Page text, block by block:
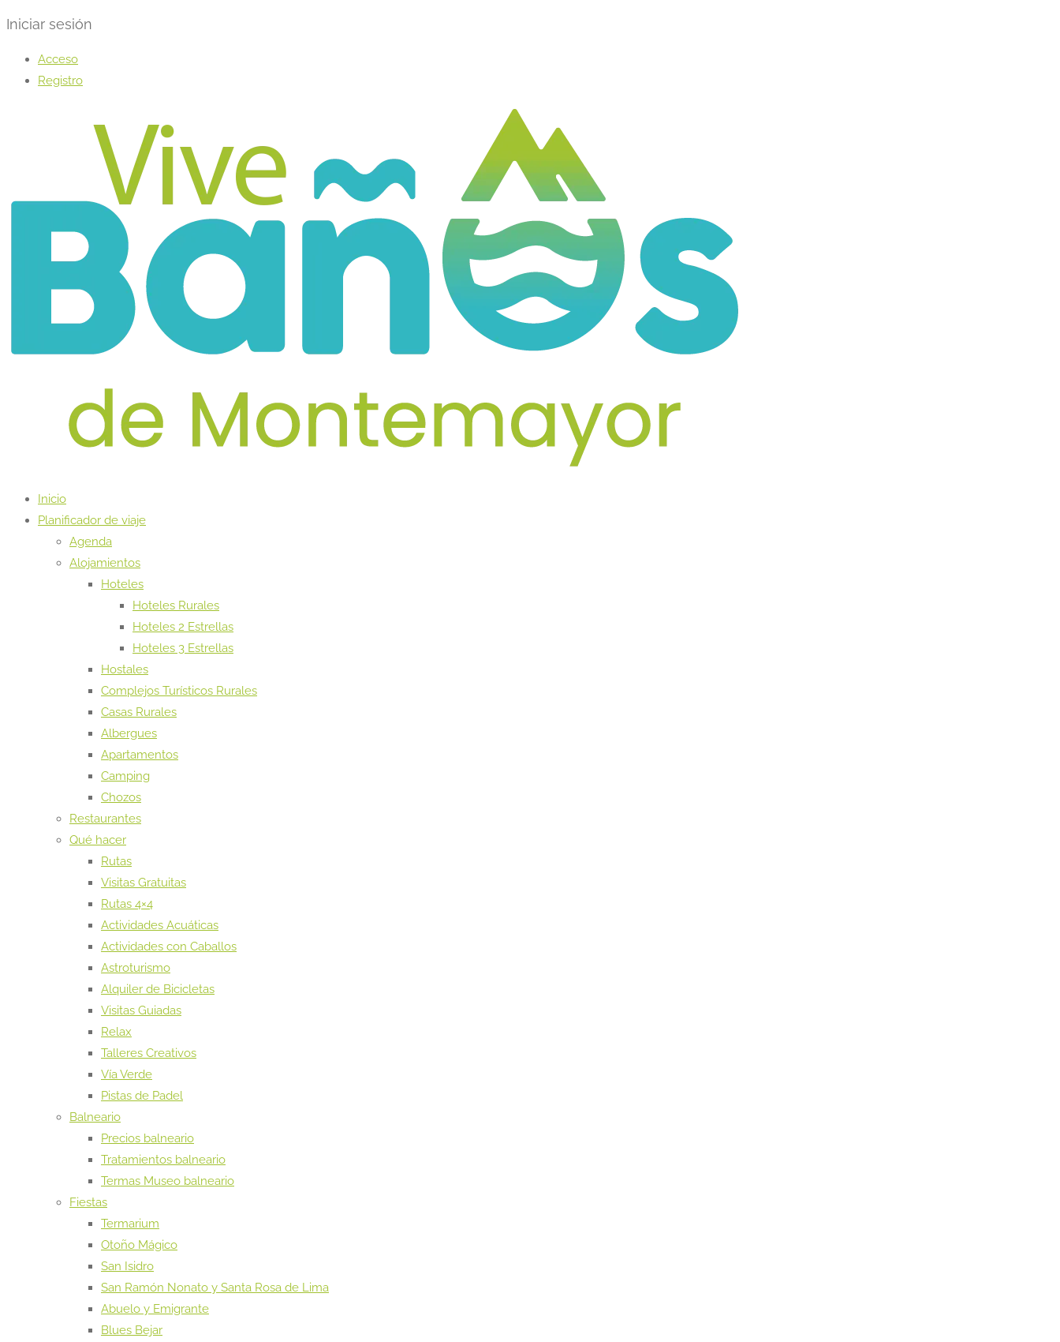
Iniciar sesión
Acceso
Registro
Inicio
Planificador de viaje
Agenda
Alojamientos
Hoteles
Hoteles Rurales
Hoteles 2 Estrellas
Hoteles 3 Estrellas
Hostales
Complejos Turísticos Rurales
Casas Rurales
Albergues
Apartamentos
Camping
Chozos
Restaurantes
Qué hacer
Rutas
Visitas Gratuitas
Rutas 4×4
Actividades Acuáticas
Actividades con Caballos
Astroturismo
Alquiler de Bicicletas
Visitas Guiadas
Relax
Talleres Creativos
Vía Verde
Pistas de Padel
Balneario
Precios balneario
Tratamientos balneario
Termas Museo balneario
Fiestas
Termarium
Otoño Mágico
San Isidro
San Ramón Nonato y Santa Rosa de Lima
Abuelo y Emigrante
Blues Bejar